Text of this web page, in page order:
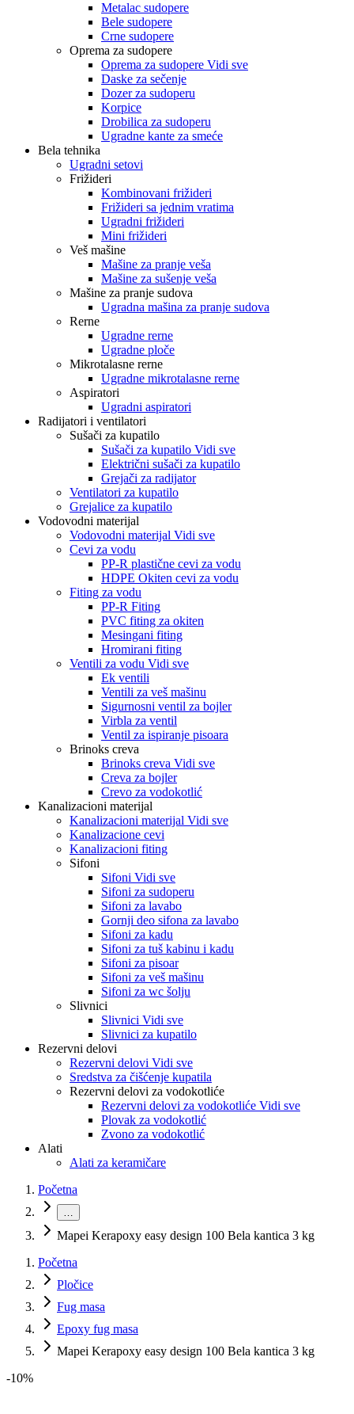
Metalac sudopere
Bele sudopere
Crne sudopere
Oprema za sudopere
Oprema za sudopere Vidi sve
Daske za sečenje
Dozer za sudoperu
Korpice
Drobilica za sudoperu
Ugradne kante za smeće
Bela tehnika
Ugradni setovi
Frižideri
Kombinovani frižideri
Frižideri sa jednim vratima
Ugradni frižideri
Mini frižideri
Veš mašine
Mašine za pranje veša
Mašine za sušenje veša
Mašine za pranje sudova
Ugradna mašina za pranje sudova
Rerne
Ugradne rerne
Ugradne ploče
Mikrotalasne rerne
Ugradne mikrotalasne rerne
Aspiratori
Ugradni aspiratori
Radijatori i ventilatori
Sušači za kupatilo
Sušači za kupatilo Vidi sve
Električni sušači za kupatilo
Grejači za radijator
Ventilatori za kupatilo
Grejalice za kupatilo
Vodovodni materijal
Vodovodni materijal Vidi sve
Cevi za vodu
PP-R plastične cevi za vodu
HDPE Okiten cevi za vodu
Fiting za vodu
PP-R Fiting
PVC fiting za okiten
Mesingani fiting
Hromirani fiting
Ventili za vodu Vidi sve
Ek ventili
Ventili za veš mašinu
Sigurnosni ventil za bojler
Virbla za ventil
Ventil za ispiranje pisoara
Brinoks creva
Brinoks creva Vidi sve
Creva za bojler
Crevo za vodokotlić
Kanalizacioni materijal
Kanalizacioni materijal Vidi sve
Kanalizacione cevi
Kanalizacioni fiting
Sifoni
Sifoni Vidi sve
Sifoni za sudoperu
Sifoni za lavabo
Gornji deo sifona za lavabo
Sifoni za kadu
Sifoni za tuš kabinu i kadu
Sifoni za pisoar
Sifoni za veš mašinu
Sifoni za wc šolju
Slivnici
Slivnici Vidi sve
Slivnici za kupatilo
Rezervni delovi
Rezervni delovi Vidi sve
Sredstva za čišćenje kupatila
Rezervni delovi za vodokotliće
Rezervni delovi za vodokotliće Vidi sve
Plovak za vodokotlić
Zvono za vodokotlić
Alati
Alati za keramičare
Početna
…
Mapei Kerapoxy easy design 100 Bela kantica 3 kg
Početna
Pločice
Fug masa
Epoxy fug masa
Mapei Kerapoxy easy design 100 Bela kantica 3 kg
-10%